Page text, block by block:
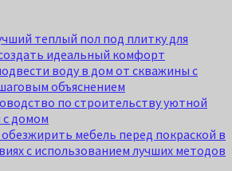
теплый пол под плитку для
идеальный комфорт
воду в дом от скважины с
объяснением
по строительству уютной
домом
мебель перед покраской в
с использованием лучших методов